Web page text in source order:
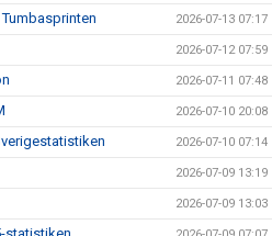
2026-07-13 07:17
2026-07-12 07:59
2026-07-11 07:48
2026-07-10 20:08
2026-07-10 07:14
2026-07-09 13:19
2026-07-09 13:03